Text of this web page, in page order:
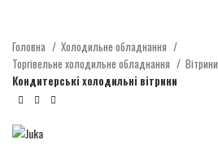
Головна
Холодильне обладнання
Торгівельне холодильне обладнання
Вітрини
Кондитерські холодильні вітрини